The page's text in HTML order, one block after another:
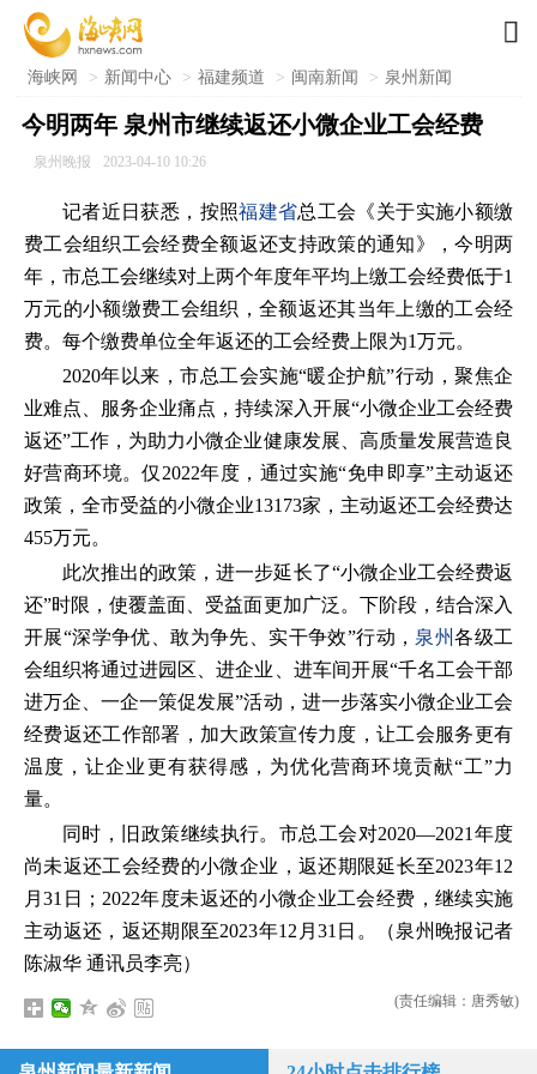

海峡网 > 新闻中心 > 福建频道 > 闽南新闻 > 泉州新闻
今明两年 泉州市继续返还小微企业工会经费
泉州晚报 2023-04-10 10:26
记者近日获悉，按照福建省总工会《关于实施小额缴
费工会组织工会经费全额返还支持政策的通知》，今明两
年，市总工会继续对上两个年度年平均上缴工会经费低于1
万元的小额缴费工会组织，全额返还其当年上缴的工会经
费。每个缴费单位全年返还的工会经费上限为1万元。
2020年以来，市总工会实施“暖企护航”行动，聚焦企
业难点、服务企业痛点，持续深入开展“小微企业工会经费
返还”工作，为助力小微企业健康发展、高质量发展营造良
好营商环境。仅2022年度，通过实施“免申即享”主动返还
政策，全市受益的小微企业13173家，主动返还工会经费达
455万元。
此次推出的政策，进一步延长了“小微企业工会经费返
还”时限，使覆盖面、受益面更加广泛。下阶段，结合深入
开展“深学争优、敢为争先、实干争效”行动， 泉州各级工
会组织将通过进园区、进企业、进车间开展“千名工会干部
进万企、一企一策促发展”活动，进一步落实小微企业工会
经费返还工作部署，加大政策宣传力度，让工会服务更有
温度，让企业更有获得感，为优化营商环境贡献“工”力
量。
同时，旧政策继续执行。市总工会对2020—2021年度
尚未返还工会经费的小微企业，返还期限延长至2023年12
月31日；2022年度未返还的小微企业工会经费，继续实施
主动返还，返还期限至2023年12月31日。（泉州晚报记者
陈淑华 通讯员李亮）
(责任编辑：唐秀敏)